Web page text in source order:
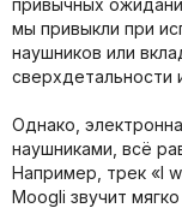
привычных
мы привыкли при
наушников или
сверхдетальности
Однако,
наушниками, всё
Например, трек «I
Moogli звучит